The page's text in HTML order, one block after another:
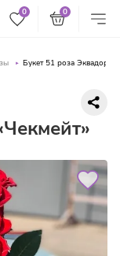
0 0
Букет 51 роза Эквадор